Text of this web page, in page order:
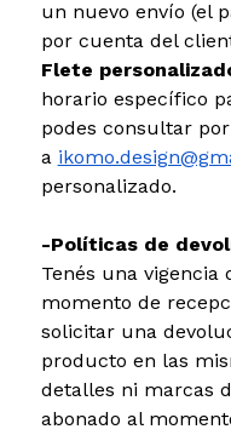
un nuevo envío (el
por cuenta del
Flete
horario específico
podes consultar
a
personalizado.
-Políticas de
Tenés una vigencia
momento de
solicitar una
producto en las
detalles ni marcas
abonado al